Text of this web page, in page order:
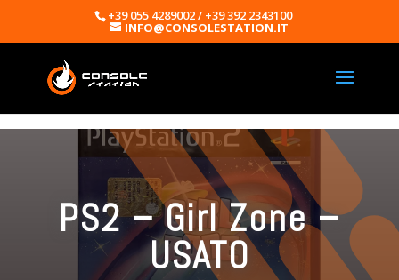
+39 055 4289002 / +39 392 2343100
INFO@CONSOLESTATION.IT
PS2 – Girl Zone –
USATO